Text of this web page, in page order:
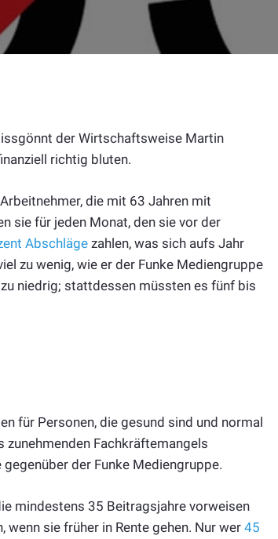
der Wirtschaftsweise Martin
richtig bluten.
die mit 63 Jahren mit
sie für jeden Monat, den sie vor der
Abschläge zahlen, was sich aufs Jahr
zu wenig, wie er der Funke Mediengruppe
niedrig; stattdessen müssten es fünf bis
n für Personen, die gesund sind und normal
Fachkräftemangels
der Funke Mediengruppe.
mindestens 35 Beitragsjahre vorweisen
wenn sie früher in Rente gehen. Nur wer 45